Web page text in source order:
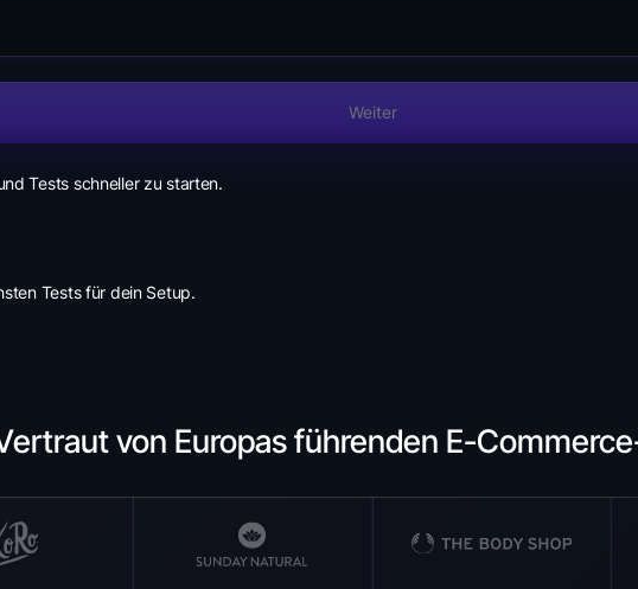
Weiter
Tests schneller zu starten.
Tests für dein Setup.
von Europas führenden E-